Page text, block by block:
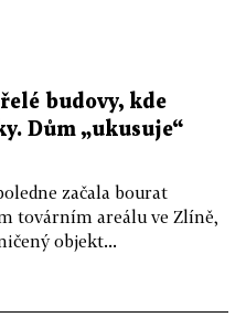
budovy, kde
Dům „ukusuje“
začala bourat
továrním areálu ve Zlíně,
objekt...